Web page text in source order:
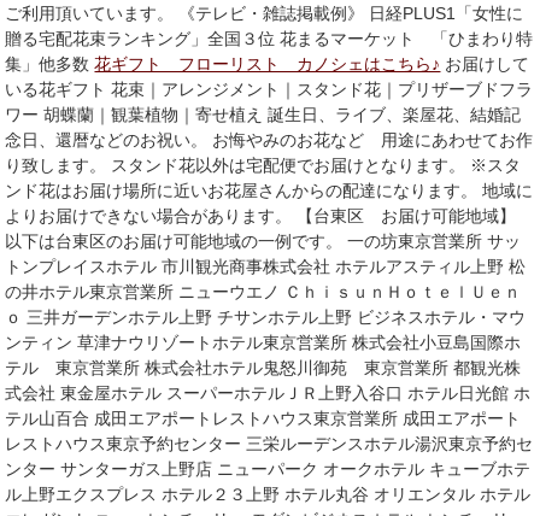
ご利用頂いています。 《テレビ・雑誌掲載例》 日経PLUS1「女性に
贈る宅配花束ランキング」全国３位 花まるマーケット 「ひまわり特
集」他多数花ギフト フローリスト カノシェはこちら♪ お届けして
いる花ギフト 花束｜アレンジメント｜スタンド花｜プリザーブドフラ
ワー 胡蝶蘭｜観葉植物｜寄せ植え 誕生日、ライブ、楽屋花、結婚記
念日、還暦などのお祝い。 お悔やみのお花など 用途にあわせてお作
り致します。 スタンド花以外は宅配便でお届けとなります。 ※スタ
ンド花はお届け場所に近いお花屋さんからの配達になります。 地域に
よりお届けできない場合があります。 【台東区 お届け可能地域】
以下は台東区のお届け可能地域の一例です。 一の坊東京営業所 サッ
トンプレイスホテル 市川観光商事株式会社 ホテルアスティル上野 松
の井ホテル東京営業所 ニューウエノ ＣｈｉｓｕｎＨｏｔｅｌＵｅｎ
ｏ 三井ガーデンホテル上野 チサンホテル上野 ビジネスホテル・マウ
ンティン 草津ナウリゾートホテル東京営業所 株式会社小豆島国際ホ
テル 東京営業所 株式会社ホテル鬼怒川御苑 東京営業所 都観光株
式会社 東金屋ホテル スーパーホテルＪＲ上野入谷口 ホテル日光館 ホ
テル山百合 成田エアポートレストハウス東京営業所 成田エアポート
レストハウス東京予約センター 三栄ルーデンスホテル湯沢東京予約セ
ンター サンターガス上野店 ニューパーク オークホテル キューブホテ
ル上野エクスプレス ホテル２３上野 ホテル丸谷 オリエンタル ホテル